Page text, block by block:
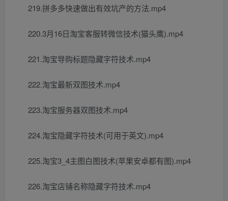
219.拼多多快速做出有效坑产的方法.mp4
220.3月16日淘宝客服转微信技术(猫头鹰).mp4
221.淘宝导购标题隐藏字符技术.mp4
222.淘宝最新双图技术.mp4
223.淘宝服务器双图技术.mp4
224.淘宝隐藏字符技术(可用于英文).mp4
225.淘宝3_4主图白图技术(苹果安卓都有图).mp4
226.淘宝店铺名称隐藏字符技术.mp4